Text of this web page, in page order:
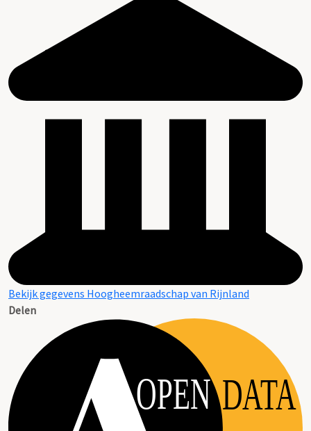
Bekijk gegevens Hoogheemraadschap van Rijnland
Delen
OPEN DATA